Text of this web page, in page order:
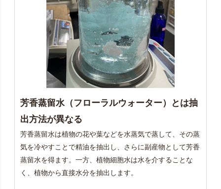
芳香蒸留水（フローラルウォーター）とは抽
出方法が異なる
芳香蒸留水は植物の花や葉などを水蒸気で蒸して、その蒸
気を冷やすことで精油を抽出し、さらに副産物として芳香
蒸留水を得ます。一方、植物細胞水は水を介することな
く、植物から直接水分を抽出します。